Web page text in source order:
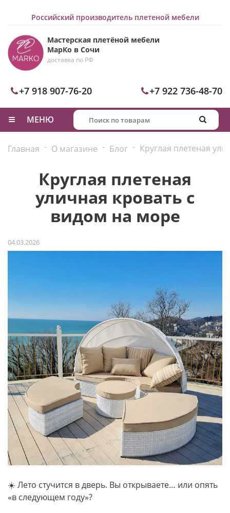
Российский производитель плетеной мебели
Мастерская плетёной мебели
МарКо в Сочи
доставка по РФ
+7 918 907-76-20 +7 922 736-48-70
МЕНЮ
Главная - О магазине - Блог - Круглая плетеная
Круглая плетеная
уличная кровать с
видом на море
04.03.2026
☀️ Лето стучится в дверь. Вы открываете… или опять
«в следующем году»?